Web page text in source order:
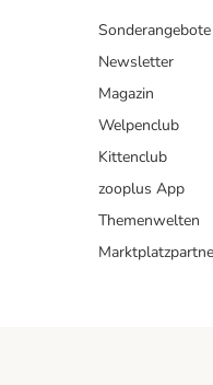
Sonderangebote
Newsletter
Magazin
Welpenclub
Kittenclub
zooplus App
Themenwelten